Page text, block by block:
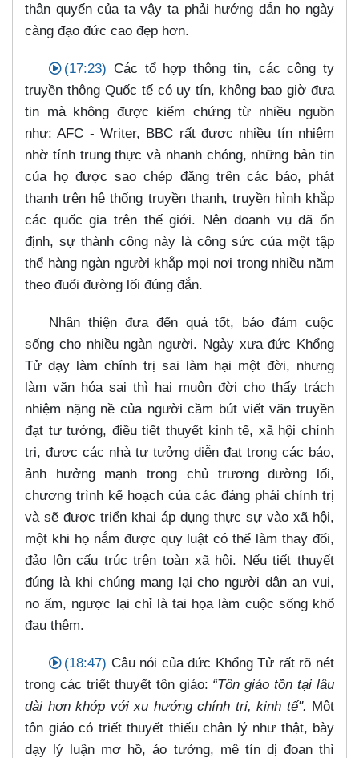
thân quyến của ta vậy ta phải hướng dẫn họ ngày
càng đạo đức cao đẹp hơn.
(17:23) Các tổ hợp thông tin, các công ty
truyền thông Quốc tế có uy tín, không bao giờ đưa
tin mà không được kiểm chứng từ nhiều nguồn
như: AFC - Writer, BBC rất được nhiều tín nhiệm
nhờ tính trung thực và nhanh chóng, những bản tin
của họ được sao chép đăng trên các báo, phát
thanh trên hệ thống truyền thanh, truyền hình khắp
các quốc gia trên thế giới. Nên doanh vụ đã ổn
định, sự thành công này là công sức của một tập
thể hàng ngàn người khắp mọi nơi trong nhiều năm
theo đuổi đường lối đúng đắn.
Nhân thiện đưa đến quả tốt, bảo đảm cuộc
sống cho nhiều ngàn người. Ngày xưa đức Khổng
Tử dạy làm chính trị sai làm hại một đời, nhưng
làm văn hóa sai thì hại muôn đời cho thấy trách
nhiệm nặng nề của người cầm bút viết văn truyền
đạt tư tưởng, điều tiết thuyết kinh tế, xã hội chính
trị, được các nhà tư tưởng diễn đạt trong các báo,
ảnh hưởng mạnh trong chủ trương đường lối,
chương trình kế hoạch của các đảng phái chính trị
và sẽ được triển khai áp dụng thực sự vào xã hội,
một khi họ nắm được quy luật có thể làm thay đổi,
đảo lộn cấu trúc trên toàn xã hội. Nếu tiết thuyết
đúng là khi chúng mang lại cho người dân an vui,
no ấm, ngược lại chỉ là tai họa làm cuộc sống khổ
đau thêm.
(18:47) Câu nói của đức Khổng Tử rất rõ nét
trong các triết thuyết tôn giáo: “Tôn giáo tồn tại lâu
dài hơn khớp với xu hướng chính trị, kinh tế". Một
tôn giáo có triết thuyết thiếu chân lý như thật, bày
dạy lý luận mơ hồ, ảo tưởng, mê tín dị đoan thì